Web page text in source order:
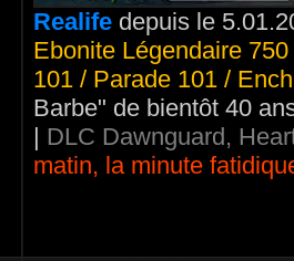
Realife depuis le
Ebonite Légendaire
101 / Parade 101 /
Barbe" de bientôt 40
| DLC Dawnguard,
matin, la minute